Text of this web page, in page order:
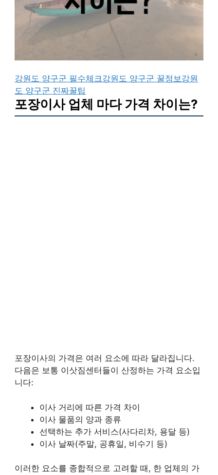
강원도 양구군 필수체크강원도 양구군 꿀정보강원
도 양구군 진짜꿀팁
포장이사 업체 마다 가격 차이는?
포장이사의 가격은 여러 요소에 따라 달라집니다.
다음은 보통 이삿짐센터들이 산정하는 가격 요소입
니다:
이사 거리에 따른 가격 차이
이사 물품의 양과 종류
선택하는 추가 서비스(사다리차, 용달 등)
이사 날짜(주말, 공휴일, 비수기 등)
이러한 요소를 종합적으로 고려할 때, 한 업체의 가